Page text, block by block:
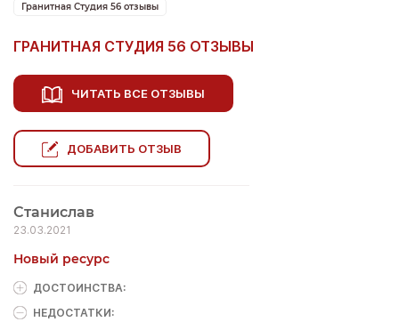
Гранитная Студия 56 отзывы
ГРАНИТНАЯ СТУДИЯ 56 ОТЗЫВЫ
ЧИТАТЬ ВСЕ ОТЗЫВЫ
ДОБАВИТЬ ОТЗЫВ
Станислав
23.03.2021
Новый ресурс
ДОСТОИНCТВА:
НЕДОСТАТКИ: